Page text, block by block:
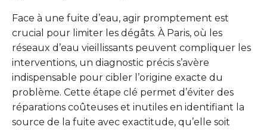
Face à une fuite d’eau, agir promptement est
crucial pour limiter les dégâts. À Paris, où les
réseaux d’eau vieillissants peuvent compliquer les
interventions, un diagnostic précis s’avère
indispensable pour cibler l’origine exacte du
problème. Cette étape clé permet d’éviter des
réparations coûteuses et inutiles en identifiant la
source de la fuite avec exactitude, qu’elle soit